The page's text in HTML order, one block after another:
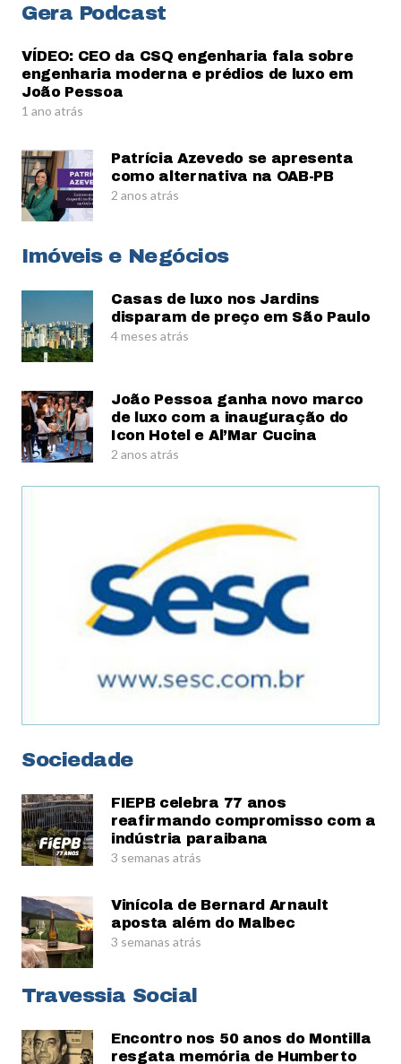
Gera Podcast
VÍDEO: CEO da CSQ engenharia fala sobre
engenharia moderna e prédios de luxo em
João Pessoa
1 ano atrás
Patrícia Azevedo se apresenta
como alternativa na OAB-PB
2 anos atrás
Imóveis e Negócios
Casas de luxo nos Jardins
disparam de preço em São Paulo
4 meses atrás
João Pessoa ganha novo marco
de luxo com a inauguração do
Icon Hotel e Al’Mar Cucina
2 anos atrás
Sociedade
FIEPB celebra 77 anos
reafirmando compromisso com a
indústria paraibana
3 semanas atrás
Vinícola de Bernard Arnault
aposta além do Malbec
3 semanas atrás
Travessia Social
Encontro nos 50 anos do Montilla
resgata memória de Humberto